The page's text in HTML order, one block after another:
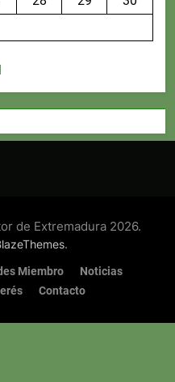
de Extremadura 2026.
.
Miembro
Noticias
Contacto